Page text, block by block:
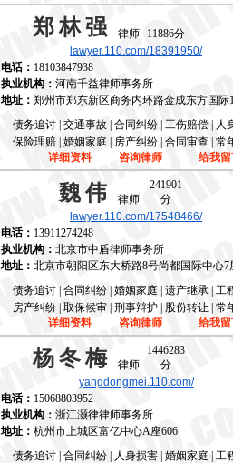
郑林强 律师
11886分
lawyer.110.com/18391950/
电话： 18103847938
执业机构： 河南千益律师事务所
地址： 郑州市郑东新区商务内环路金成东方国际
债务追讨 | 交通事故 | 合同纠纷 | 工伤赔偿 | 人
保险理赔 | 婚姻家庭 | 房产纠纷 | 合同审查 | 常
详细资料
咨询律师 给我
魏伟 律师
241901
分
lawyer.110.com/17548466/
电话： 13911274248
执业机构： 北京市中盾律师事务所
地址： 北京市朝阳区东大桥路8号尚都国际中心7
债务追讨 | 合同纠纷 | 婚姻家庭 | 遗产继承 | 工
房产纠纷 | 取保候审 | 刑事辩护 | 股份转让 | 常
详细资料
咨询律师 给我
杨冬梅 律师
1446283
分
yangdongmei.110.com/
电话： 15068803952
执业机构： 浙江灏律律师事务所
地址： 杭州市上城区富亿中心A座606
债务追讨 | 合同纠纷 | 人身损害 | 婚姻家庭 | 工